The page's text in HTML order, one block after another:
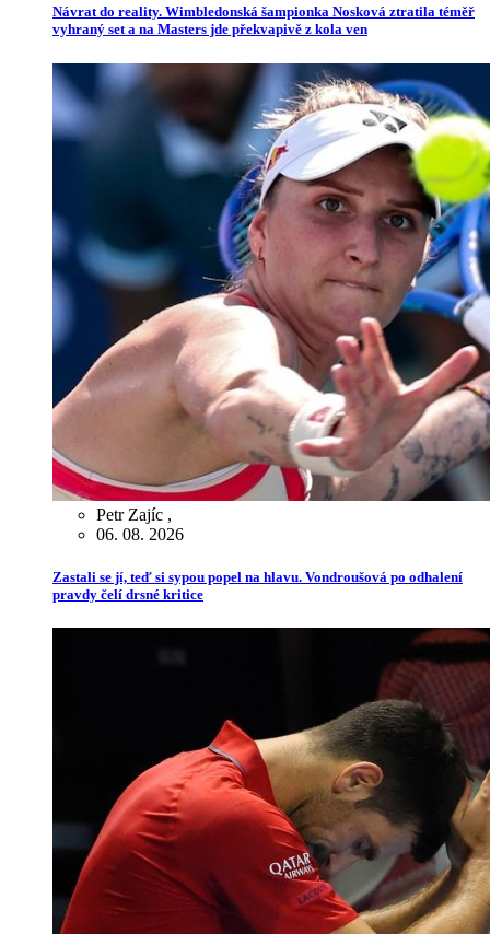
Návrat do reality. Wimbledonská šampionka Nosková ztratila téměř
vyhraný set a na Masters jde překvapivě z kola ven
Petr Zajíc ,
06. 08. 2026
Zastali se jí, teď si sypou popel na hlavu. Vondroušová po odhalení
pravdy čelí drsné kritice